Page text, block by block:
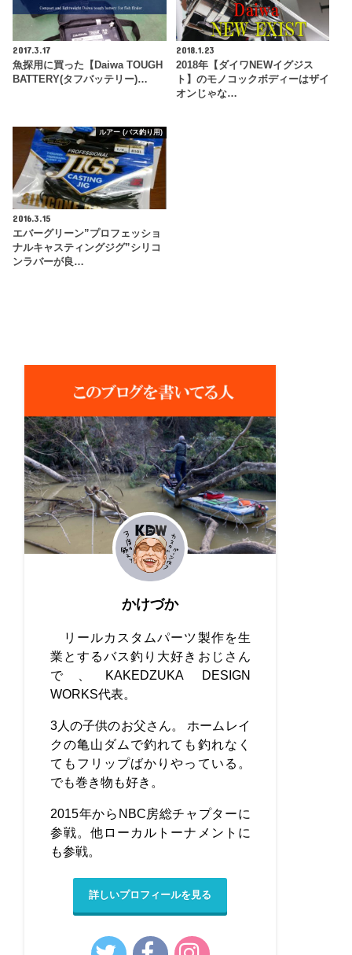
2017.3.17
魚探用に買った【Daiwa TOUGH
BATTERY(タフバッテリー)…
2018.1.23
2018年【ダイワNEWイグジス
ト】のモノコックボディーはザイ
オンじゃな…
ルアー (バス釣り用)
2016.3.15
エバーグリーン”プロフェッショ
ナルキャスティングジグ”シリコ
ンラバーが良…
かけづか
リールカスタムパーツ製作を生
業とするバス釣り大好きおじさん
で、KAKEDZUKA DESIGN
WORKS代表。
3人の子供のお父さん。 ホームレイ
クの亀山ダムで釣れても釣れなく
てもフリップばかりやっている。
でも巻き物も好き。
2015年からNBC房総チャプターに
参戦。他ローカルトーナメントに
も参戦。
詳しいプロフィールを見る